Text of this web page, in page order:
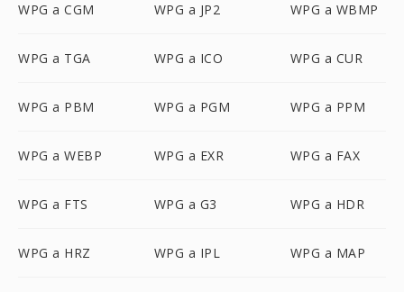
WPG a CGM WPG a JP2 WPG a WBMP
WPG a TGA WPG a ICO WPG a CUR
WPG a PBM WPG a PGM WPG a PPM
WPG a WEBP WPG a EXR WPG a FAX
WPG a FTS WPG a G3 WPG a HDR
WPG a HRZ WPG a IPL WPG a MAP